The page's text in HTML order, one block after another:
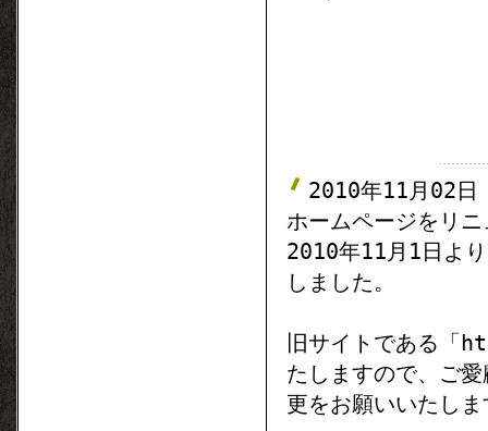
2010年11月02日
ホームページをリ
2010年11月1日よ
しました。
旧サイトである
たしますので、ご
更をお願いいたしま